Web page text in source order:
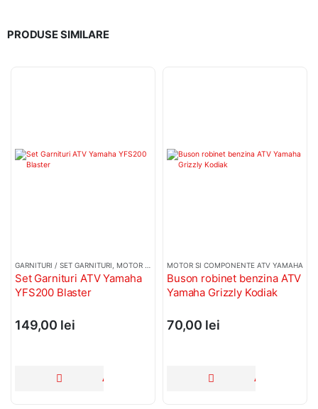
PRODUSE SIMILARE
GARNITURI / SET GARNITURI MOTOR SI COMPONENTE ATV YAMAHA
Set Garnituri ATV Yamaha
YFS200 Blaster
149,00 lei
ADAUGĂ ÎN COȘ
MOTOR SI COMPONENTE ATV YAMAHA
Buson robinet benzina ATV
Yamaha Grizzly Kodiak
70,00 lei
ADAUGĂ ÎN